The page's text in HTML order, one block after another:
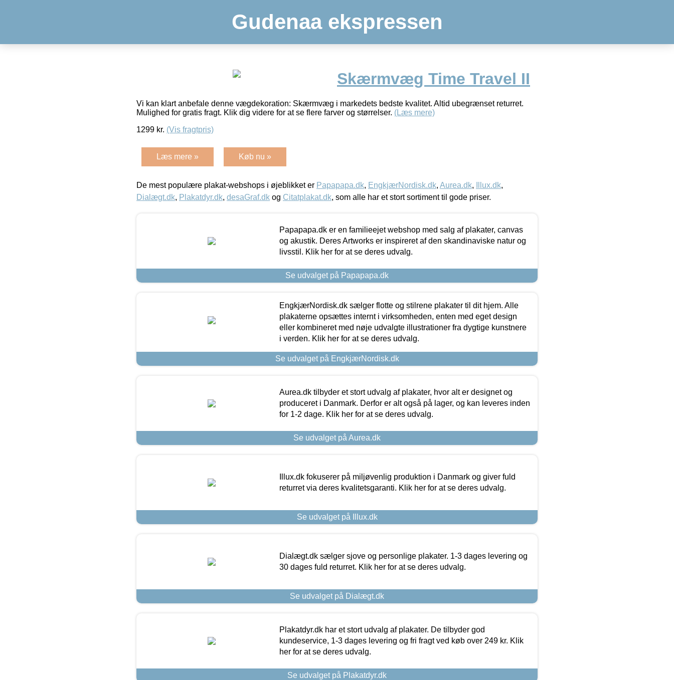
Gudenaa ekspressen
Skærmvæg Time Travel II
Vi kan klart anbefale denne vægdekoration: Skærmvæg i markedets bedste kvalitet. Altid ubegrænset returret.
Mulighed for gratis fragt. Klik dig videre for at se flere farver og størrelser. (Læs mere)
1299 kr. (Vis fragtpris)
Læs mere » Køb nu »
De mest populære plakat-webshops i øjeblikket er Papapapa.dk, EngkjærNordisk.dk, Aurea.dk, Illux.dk,
Dialægt.dk, Plakatdyr.dk, desaGraf.dk og Citatplakat.dk, som alle har et stort sortiment til gode priser.
Papapapa.dk er en familieejet webshop med salg af plakater, canvas
og akustik. Deres Artworks er inspireret af den skandinaviske natur og
livsstil. Klik her for at se deres udvalg.
Se udvalget på Papapapa.dk
EngkjærNordisk.dk sælger flotte og stilrene plakater til dit hjem. Alle
plakaterne opsættes internt i virksomheden, enten med eget design
eller kombineret med nøje udvalgte illustrationer fra dygtige kunstnere
i verden. Klik her for at se deres udvalg.
Se udvalget på EngkjærNordisk.dk
Aurea.dk tilbyder et stort udvalg af plakater, hvor alt er designet og
produceret i Danmark. Derfor er alt også på lager, og kan leveres inden
for 1-2 dage. Klik her for at se deres udvalg.
Se udvalget på Aurea.dk
Illux.dk fokuserer på miljøvenlig produktion i Danmark og giver fuld
returret via deres kvalitetsgaranti. Klik her for at se deres udvalg.
Se udvalget på Illux.dk
Dialægt.dk sælger sjove og personlige plakater. 1-3 dages levering og
30 dages fuld returret. Klik her for at se deres udvalg.
Se udvalget på Dialægt.dk
Plakatdyr.dk har et stort udvalg af plakater. De tilbyder god
kundeservice, 1-3 dages levering og fri fragt ved køb over 249 kr. Klik
her for at se deres udvalg.
Se udvalget på Plakatdyr.dk